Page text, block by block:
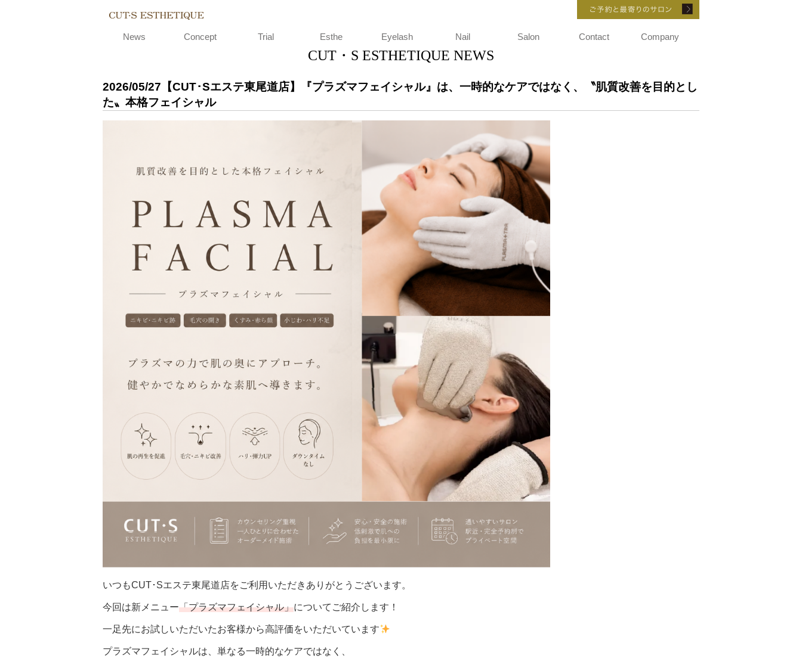
News Concept Trial Esthe Eyelash Nail Salon Contact Company
CUT・S ESTHETIQUE NEWS
2026/05/27 【CUT･Sエステ東尾道店】『プラズマフェイシャル』は、一時的なケアではなく、〝肌質改善を目的とし
た〟本格フェイシャル
いつもCUT･Sエステ東尾道店をご利用いただきありがとうございます。
今回は新メニュー「プラズマフェイシャル」についてご紹介します！
一足先にお試しいただいたお客様から高評価をいただいています
プラズマフェイシャルは、単なる一時的なケアではなく、